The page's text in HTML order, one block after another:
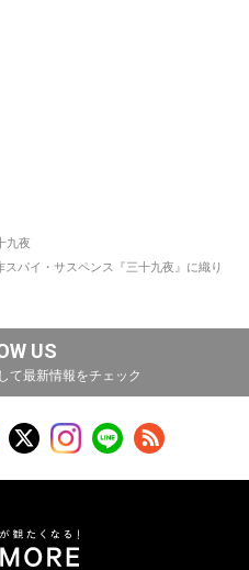
九夜
パイ・サスペンス『三十九夜』に織り
US
て最新情報をチェック